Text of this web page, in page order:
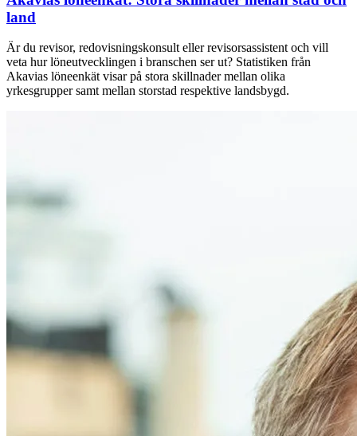
land
Är du revisor, redovisningskonsult eller revisorsassistent och vill
veta hur löneutvecklingen i branschen ser ut? Statistiken från
Akavias löneenkät visar på stora skillnader mellan olika
yrkesgrupper samt mellan storstad respektive landsbygd.